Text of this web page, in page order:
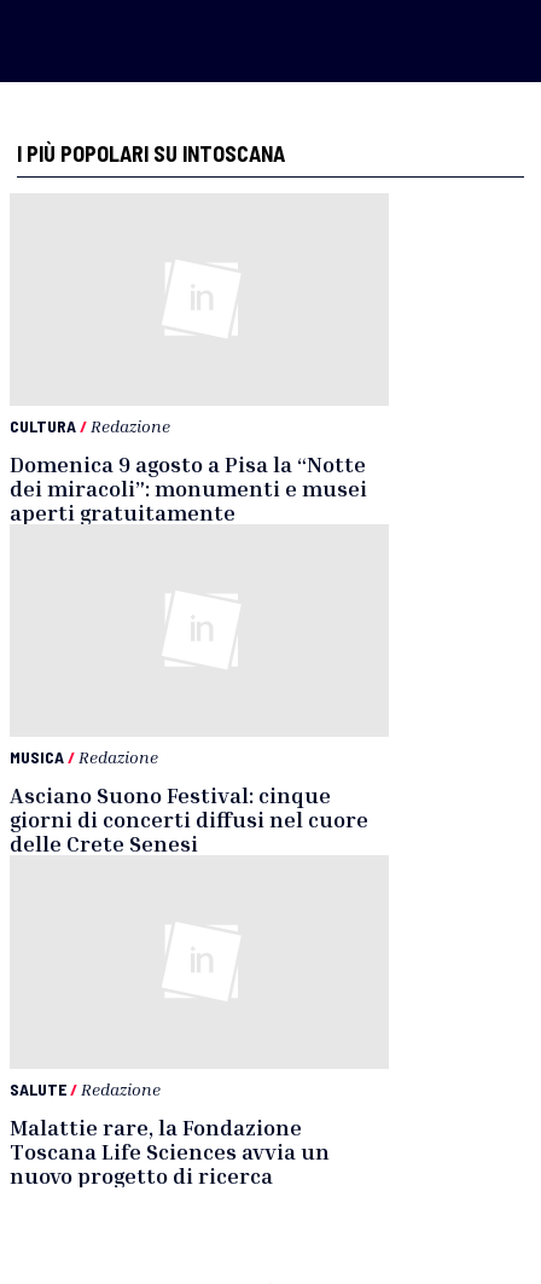
I PIÙ POPOLARI SU INTOSCANA
CULTURA/ Redazione
Domenica 9 agosto a Pisa la “Notte
dei miracoli”: monumenti e musei
aperti gratuitamente
MUSICA/ Redazione
Asciano Suono Festival: cinque
giorni di concerti diffusi nel cuore
delle Crete Senesi
SALUTE/ Redazione
Malattie rare, la Fondazione
Toscana Life Sciences avvia un
nuovo progetto di ricerca